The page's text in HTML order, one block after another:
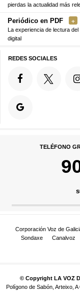
pierdas la actualidad más
Periódico en PDF
La experiencia de lectura
digital
REDES SOCIALES
TELÉFONO
Corporación Voz de
Sondaxe
Canalvoz
© Copyright LA VOZ
Polígono de Sabón, Arteixo,